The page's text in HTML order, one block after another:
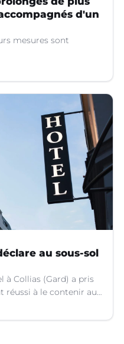
d'un
mesures sont
au sous-sol
à Collias (Gard) a pris
réussi à le contenir au